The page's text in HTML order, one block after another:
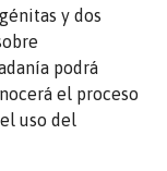
y dos
podrá
el proceso
uso del